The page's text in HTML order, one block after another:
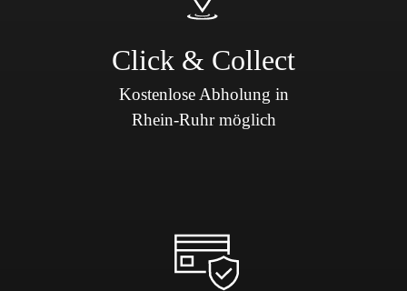
Click & Collect
Kostenlose Abholung in
Rhein-Ruhr möglich